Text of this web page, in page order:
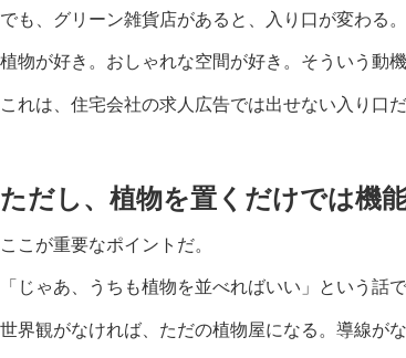
でも、グリーン雑貨店があると、入り口が変わる。
植物が好き。おしゃれな空間が好き。そういう動
これは、住宅会社の求人広告では出せない入り口だ
ただし、植物を置くだけでは機
ここが重要なポイントだ。
「じゃあ、うちも植物を並べればいい」という話で
世界観がなければ、ただの植物屋になる。導線が